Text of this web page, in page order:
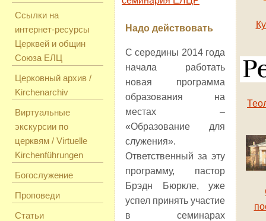
Ссылки на
интернет-ресурсы
Церквей и общин
Союза ЕЛЦ
Церковный архив /
Kirchenarchiv
Виртуальные
экскурсии по
церквям / Virtuelle
Kirchenführungen
Богослужение
Проповеди
Статьи
Надо действовать
С середины 2014 года
начала работать
новая программа
образования на
местах –
«Образование для
служения».
Ответственный за эту
программу, пастор
Брэдн Бюркле, уже
успел принять участие
в семинарах